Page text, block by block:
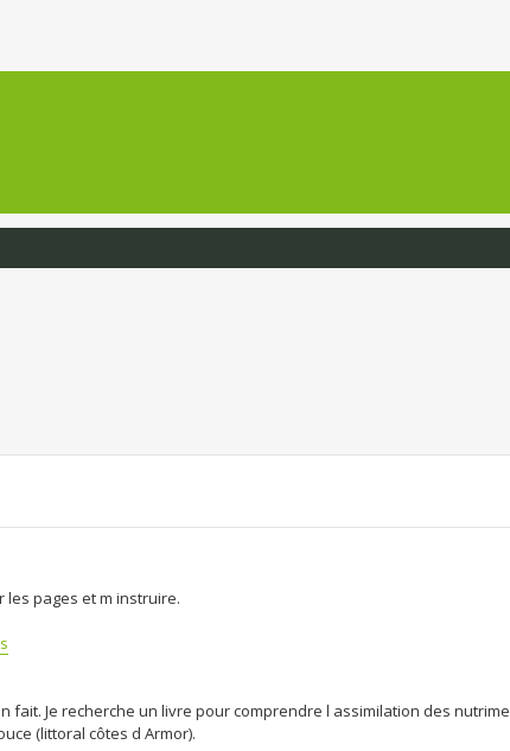
les pages et m instruire.
fait. Je recherche un livre pour comprendre l assimilation des
(littoral côtes d Armor).